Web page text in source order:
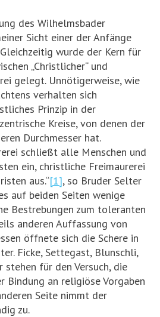
des Wilhelmsbader
Sicht einer der Anfänge
wurde der Kern für
„Christlicher“ und
gelegt. Unnötigerweise, wie
verhalten sich
Prinzip in der
Kreise, von denen der
Durchmesser hat.
schließt alle Menschen und
ein, christliche Freimaurerei
aus.“[1], so Bruder Selter
auf beiden Seiten wenige
Bestrebungen zum toleranten
anderen Auffassung von
öffnete sich die Schere in
Ficke, Settegast, Blunschli,
für den Versuch, die
Bindung an religiöse Vorgaben
Seite nimmt der
zu.